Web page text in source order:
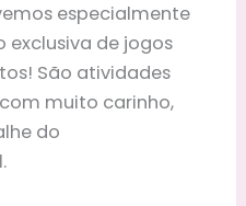
especialmente
exclusiva de jogos
São atividades
muito carinho,
do